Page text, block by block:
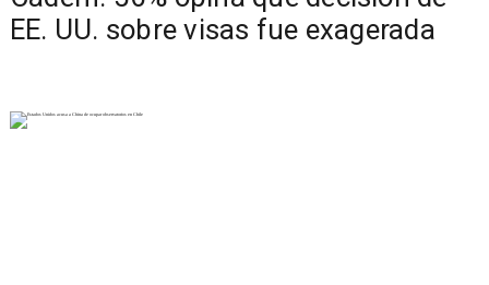
EE. UU. sobre visas fue exagerada